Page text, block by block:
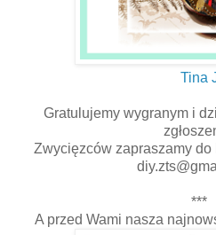
Tina
Gratulujemy wygranym i
Zwycięzców zapraszamy do
***
A przed Wami nasza